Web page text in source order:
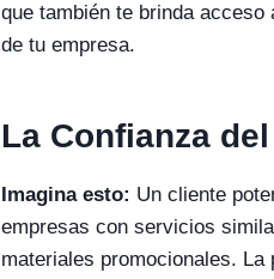
que también te brinda
de tu empresa.
La Confianza
Imagina esto: Un cliente
empresas con servicios
materiales promocionales.